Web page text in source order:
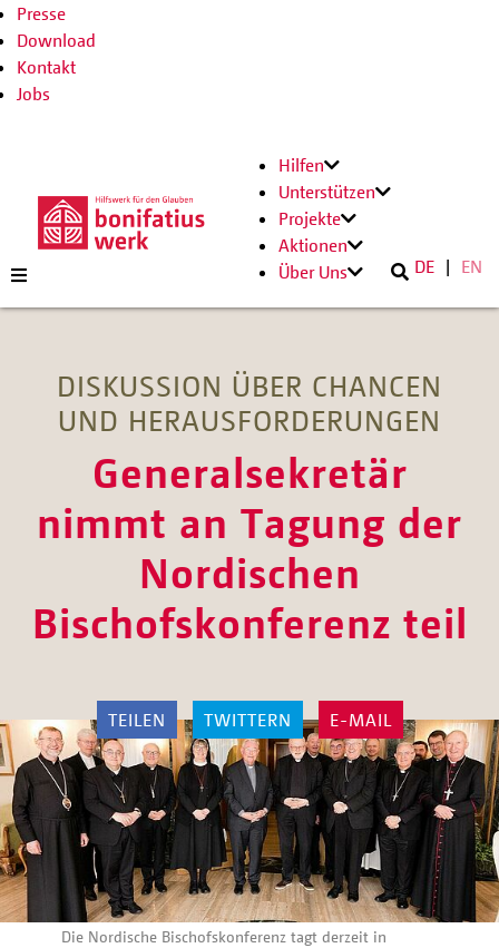
Presse
Download
Kontakt
Jobs
Hilfen
Unterstützen
Projekte
Aktionen
Über Uns
DE EN
DISKUSSION ÜBER CHANCEN
UND HERAUSFORDERUNGEN
Generalsekretär
nimmt an Tagung der
Nordischen
Bischofskonferenz teil
TEILEN TWITTERN E-MAIL
Die Nordische Bischofskonferenz tagt derzeit in